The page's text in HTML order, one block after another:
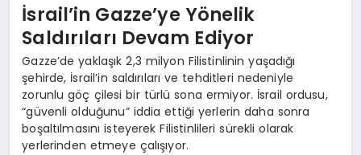
İsrail’in Gazze’ye Yönelik
Saldırıları Devam Ediyor
Gazze’de yaklaşık 2,3 milyon Filistinlinin yaşadığı
şehirde, İsrail’in saldırıları ve tehditleri nedeniyle
zorunlu göç çilesi bir türlü sona ermiyor. İsrail ordusu,
“güvenli olduğunu” iddia ettiği yerlerin daha sonra
boşaltılmasını isteyerek Filistinlileri sürekli olarak
yerlerinden etmeye çalışıyor.